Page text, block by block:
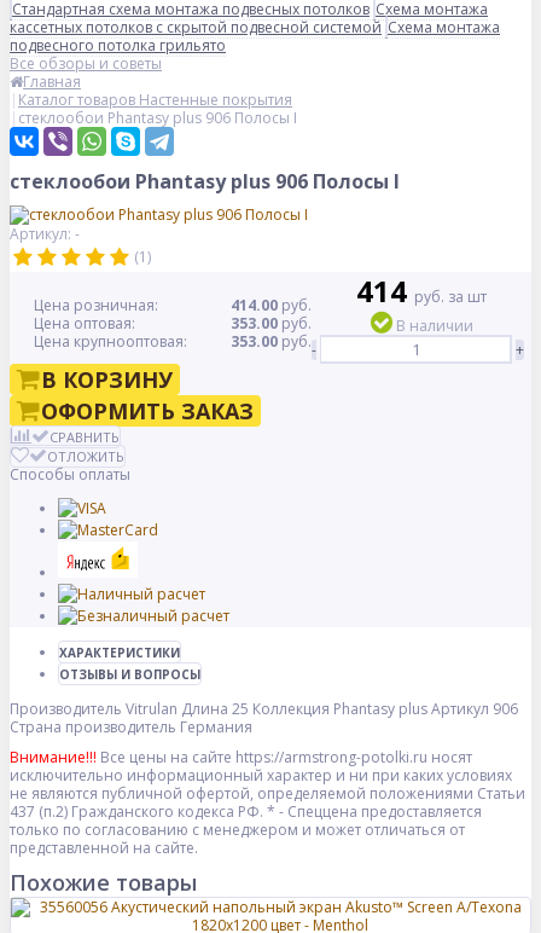
Стандартная схема монтажа подвесных потолков Схема монтажа
кассетных потолков с скрытой подвесной системой Схема монтажа
подвесного потолка грильято
Все обзоры и советы
Главная
Каталог товаров Настенные покрытия
стеклообои Phantasy plus 906 Полосы I
стеклообои Phantasy plus 906 Полосы I
Артикул: -
(1)
Цена розничная: 414.00 руб.
Цена оптовая:
353.00 руб.
Цена крупнооптовая:
353.00 руб.
414 руб. за шт
В наличии
-
+
В КОРЗИНУ
ОФОРМИТЬ ЗАКАЗ
СРАВНИТЬ
ОТЛОЖИТЬ
Способы оплаты
ХАРАКТЕРИСТИКИ
ОТЗЫВЫ И ВОПРОСЫ
Производитель Vitrulan Длина 25 Коллекция Phantasy plusАртикул 906
Страна производитель Германия
Внимание!!! Все цены на сайте https://armstrong-potolki.ru носят
исключительно информационный характер и ни при каких условиях
не являются публичной офертой, определяемой положениями Статьи
437 (п.2) Гражданского кодекса РФ. * - Спеццена предоставляется
только по согласованию с менеджером и может отличаться от
представленной на сайте.
Похожие товары